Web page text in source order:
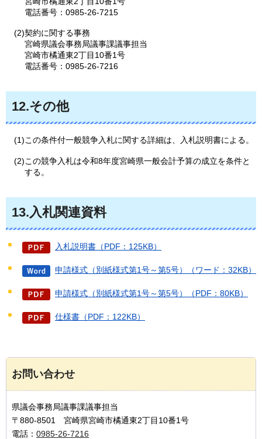
電話番号：0985-26-7215
(2)契約に関する事務
宮崎県議会事務局議事課議事担当
宮崎市橘通東2丁目10番1号
電話番号：0985-26-7216
12.その他
(1)この条件付一般競争入札に関する詳細は、入札説明書による。
(2)この競争入札は令和8年度宮崎県一般会計予算の成立を条件と
する。
13.入札関連資料
入札説明書（PDF：125KB）
申請様式（別紙様式第1号～第5号）（ワード：32KB）
申請様式（別紙様式第1号～第5号）（PDF：80KB）
仕様書（PDF：122KB）
お問い合わせ
県議会事務局議事課議事担当
〒880-8501 宮崎県宮崎市橘通東2丁目10番1号
電話： 0985-26-7216